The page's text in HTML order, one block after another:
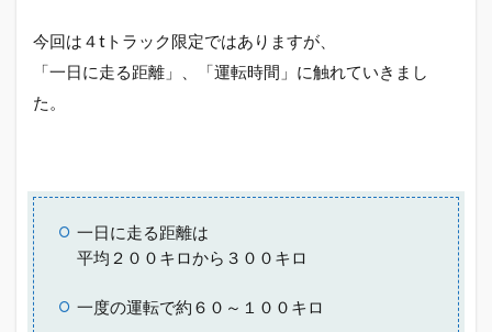
今回は４tトラック限定ではありますが、
「一日に走る距離」、「運転時間」に触れていきまし
た。
一日に走る距離は
平均２００キロから３００キロ
一度の運転で約６０～１００キロ